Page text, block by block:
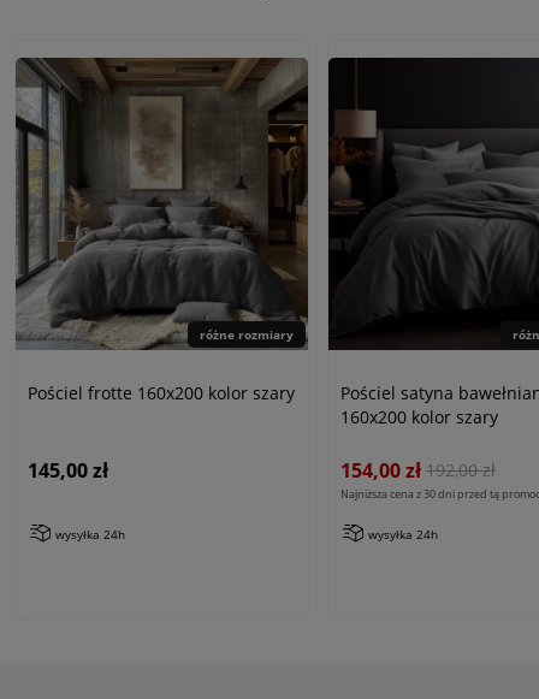
różne rozmiary
Pościel frotte 160x200 kolor szary
145,00 zł
wysyłka 24h
Pościel satyna
160x200 kolor szary
154,00 zł 192,00 zł
Najniższa cena z 30 dni przed tą
wysyłka 24h